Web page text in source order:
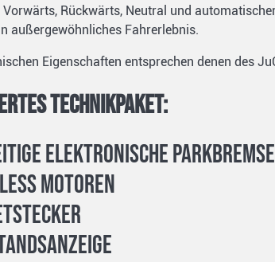
Vorwärts, Rückwärts, Neutral und
außergewöhnliches Fahrerlebnis.
Eigenschaften entsprechen denen des
Technikpaket:
elektronische Parkbremse
Motoren